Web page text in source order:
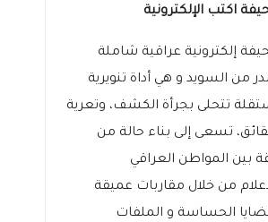
اكتب الإلكترونية
إلكترونية عراقية شاملة
من السويد و هي أداة تنويرية
تتحلى بجرأة الكشف، وتعرية
تسعى إلى بناء حالة من
بين المواطن العراقي
من خلال مقاربات عميقة
الحساسة و الملفات